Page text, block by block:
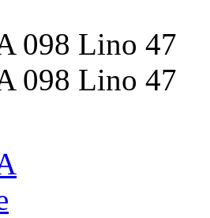
098 Lino 47
098 Lino 47